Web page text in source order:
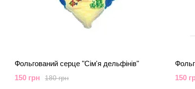
Фольгований серце "Сім'я дельфінів"
180 грн
150 грн 150